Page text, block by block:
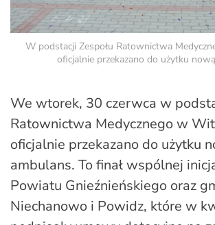
W podstacji Zespołu Ratownictwa
oficjalnie przekazano do użytku
We wtorek, 30 czerwca w
Ratownictwa Medycznego w
oficjalnie przekazano do użytku
ambulans. To finał wspólnej
Powiatu Gnieźnieńskiego oraz
Niechanowo i Powidz, które w